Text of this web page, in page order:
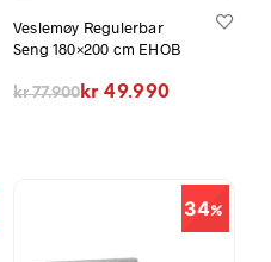
Veslemøy Regulerbar
Seng 180×200 cm EHOB
kr77.900
Opprinnelig pris var: kr 77.900.
kr 49.990
Nåværende pris er: kr 49.990.
34